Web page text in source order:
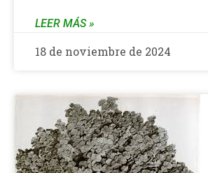
LEER MÁS »
18 de noviembre de 2024